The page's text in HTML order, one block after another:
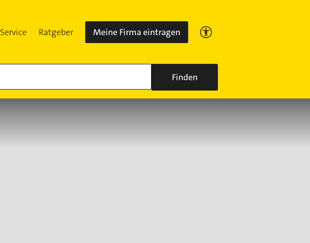
Service Ratgeber Meine Firma eintragen
Finden